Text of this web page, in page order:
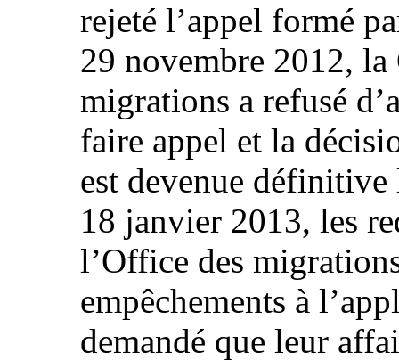
rejeté l’appel formé
29 novembre 2012, la
migrations a refusé
faire appel et la
est devenue
18 janvier 2013, les
l’Office des
empêchements à
demandé que leur